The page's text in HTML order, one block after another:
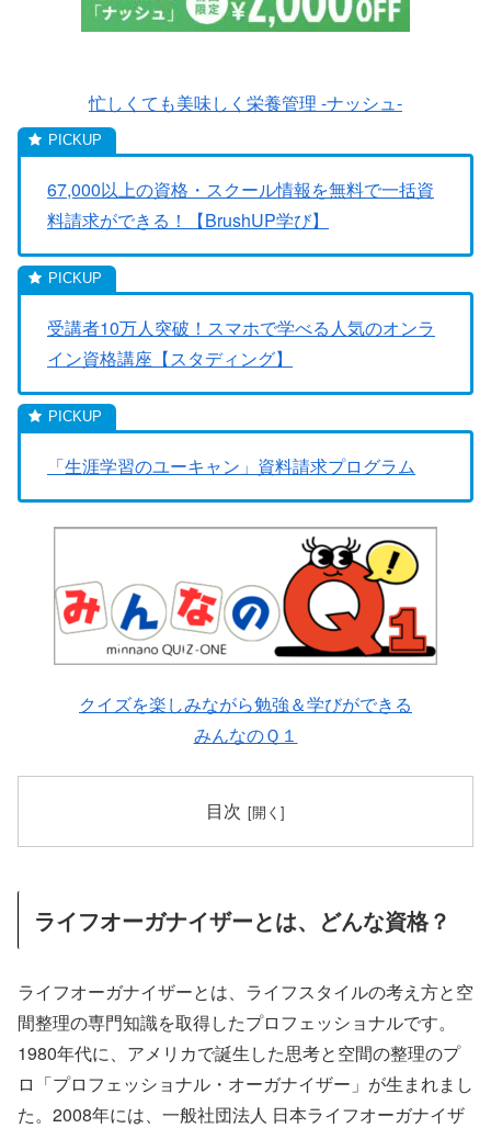
忙しくても美味しく栄養管理 -ナッシュ-
67,000以上の資格・スクール情報を無料で一括資
料請求ができる！【BrushUP学び】
受講者10万人突破！スマホで学べる人気のオンラ
イン資格講座【スタディング】
「生涯学習のユーキャン」資料請求プログラム
クイズを楽しみながら勉強＆学びができる
みんなのＱ１
目次
ライフオーガナイザーとは、どんな資格？
ライフオーガナイザーとは、ライフスタイルの考え方と空
間整理の専門知識を取得したプロフェッショナルです。
1980年代に、アメリカで誕生した思考と空間の整理のプ
ロ「プロフェッショナル・オーガナイザー」が生まれまし
た。2008年には、一般社団法人 日本ライフオーガナイザ